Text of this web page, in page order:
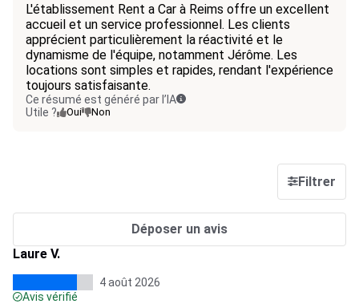
L'établissement Rent a Car à Reims offre un excellent
accueil et un service professionnel. Les clients
apprécient particulièrement la réactivité et le
dynamisme de l'équipe, notamment Jérôme. Les
locations sont simples et rapides, rendant l'expérience
toujours satisfaisante.
Ce résumé est généré par l’IA
Utile ?
Oui Non
Filtrer
Déposer un avis
Laure V.
4 août 2026
Avis vérifié